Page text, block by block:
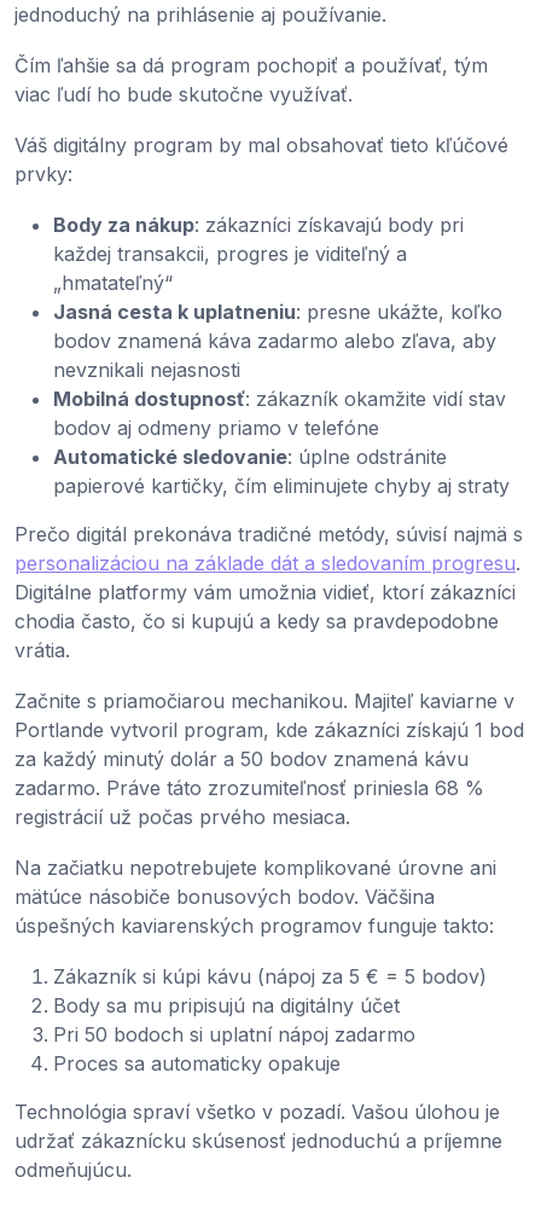
jednoduchý na prihlásenie aj používanie.
Čím ľahšie sa dá program pochopiť a používať, tým
viac ľudí ho bude skutočne využívať.
Váš digitálny program by mal obsahovať tieto kľúčové
prvky:
Body za nákup: zákazníci získavajú body pri
každej transakcii, progres je viditeľný a
„hmatateľný“
Jasná cesta k uplatneniu: presne ukážte, koľko
bodov znamená káva zadarmo alebo zľava, aby
nevznikali nejasnosti
Mobilná dostupnosť: zákazník okamžite vidí stav
bodov aj odmeny priamo v telefóne
Automatické sledovanie: úplne odstránite
papierové kartičky, čím eliminujete chyby aj straty
Prečo digitál prekonáva tradičné metódy, súvisí najmä s
personalizáciou na základe dát a sledovaním progresu.
Digitálne platformy vám umožnia vidieť, ktorí zákazníci
chodia často, čo si kupujú a kedy sa pravdepodobne
vrátia.
Začnite s priamočiarou mechanikou. Majiteľ kaviarne v
Portlande vytvoril program, kde zákazníci získajú 1 bod
za každý minutý dolár a 50 bodov znamená kávu
zadarmo. Práve táto zrozumiteľnosť priniesla 68 %
registrácií už počas prvého mesiaca.
Na začiatku nepotrebujete komplikované úrovne ani
mätúce násobiče bonusových bodov. Väčšina
úspešných kaviarenských programov funguje takto:
Zákazník si kúpi kávu (nápoj za 5 € = 5 bodov)
Body sa mu pripisujú na digitálny účet
Pri 50 bodoch si uplatní nápoj zadarmo
Proces sa automaticky opakuje
Technológia spraví všetko v pozadí. Vašou úlohou je
udržať zákaznícku skúsenosť jednoduchú a príjemne
odmeňujúcu.